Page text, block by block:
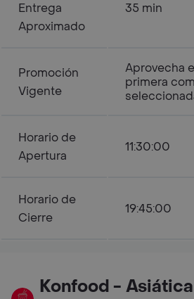
Entrega
Aproximado
35 min
Promoción
Vigente
Aprovecha
primera
Horario de
Apertura
11:30:00
Horario de
Cierre
19:45:00
Konfood -